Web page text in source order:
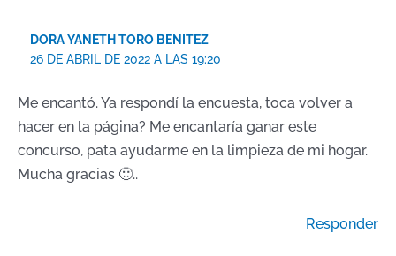
DORA YANETH TORO BENITEZ
26 DE ABRIL DE 2022 A LAS 19:20
Me encantó. Ya respondí la encuesta, toca volver a
hacer en la página? Me encantaría ganar este
concurso, pata ayudarme en la limpieza de mi hogar.
Mucha gracias 🙂..
Responder